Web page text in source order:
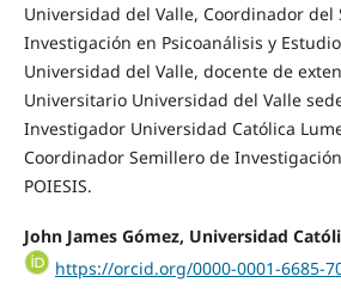
Universidad del Valle, Coordinador del
Investigación en Psicoanálisis y
Universidad del Valle, docente de
Universitario Universidad del Valle
Investigador Universidad Católica
Coordinador Semillero de
POIESIS.
John James Gómez, Universidad
https://orcid.org/0000-0001-6685-